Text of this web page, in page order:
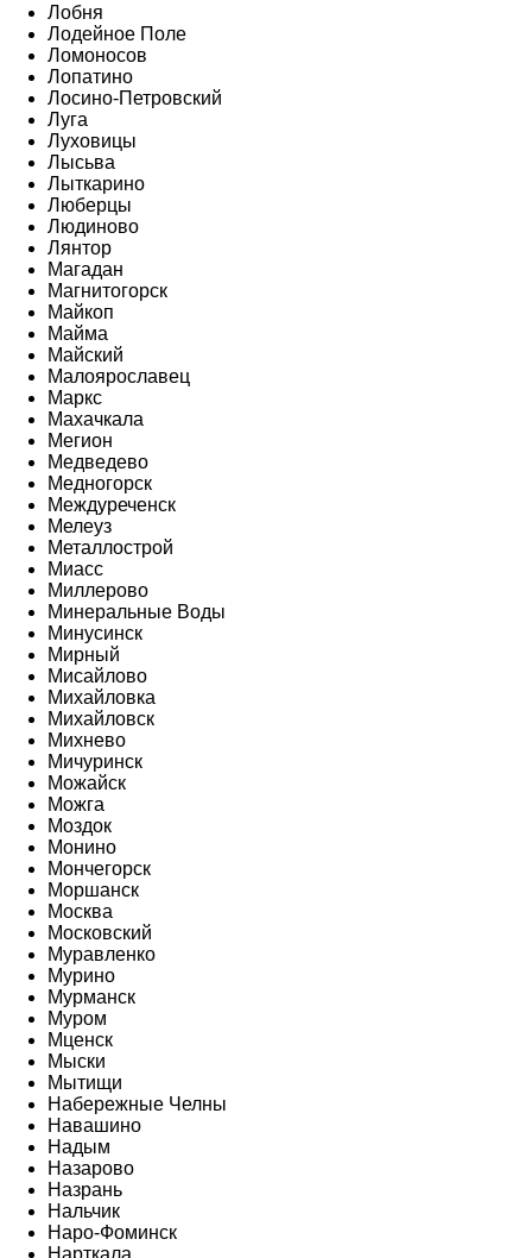
Лобня
Лодейное Поле
Ломоносов
Лопатино
Лосино-Петровский
Луга
Луховицы
Лысьва
Лыткарино
Люберцы
Людиново
Лянтор
Магадан
Магнитогорск
Майкоп
Майма
Майский
Малоярославец
Маркс
Махачкала
Мегион
Медведево
Медногорск
Междуреченск
Мелеуз
Металлострой
Миасс
Миллерово
Минеральные Воды
Минусинск
Мирный
Мисайлово
Михайловка
Михайловск
Михнево
Мичуринск
Можайск
Можга
Моздок
Монино
Мончегорск
Моршанск
Москва
Московский
Муравленко
Мурино
Мурманск
Муром
Мценск
Мыски
Мытищи
Набережные Челны
Навашино
Надым
Назарово
Назрань
Нальчик
Наро-Фоминск
Нарткала